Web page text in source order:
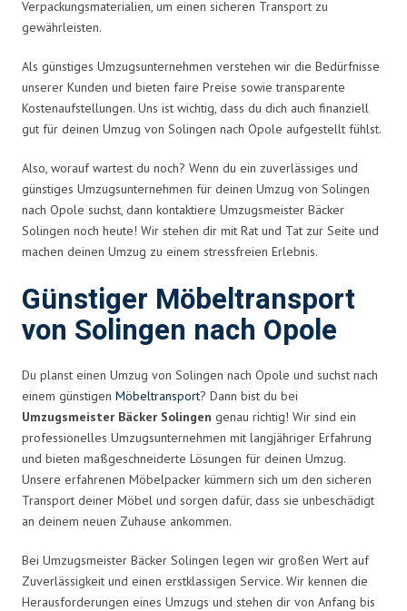
Verpackungsmaterialien, um einen sicheren Transport zu
gewährleisten.
Als günstiges Umzugsunternehmen verstehen wir die Bedürfnisse
unserer Kunden und bieten faire Preise sowie transparente
Kostenaufstellungen. Uns ist wichtig, dass du dich auch finanziell
gut für deinen Umzug von Solingen nach Opole aufgestellt fühlst.
Also, worauf wartest du noch? Wenn du ein zuverlässiges und
günstiges Umzugsunternehmen für deinen Umzug von Solingen
nach Opole suchst, dann kontaktiere Umzugsmeister Bäcker
Solingen noch heute! Wir stehen dir mit Rat und Tat zur Seite und
machen deinen Umzug zu einem stressfreien Erlebnis.
Günstiger Möbeltransport
von Solingen nach Opole
Du planst einen Umzug von Solingen nach Opole und suchst nach
einem günstigen Möbeltransport? Dann bist du bei
Umzugsmeister Bäcker Solingen genau richtig! Wir sind ein
professionelles Umzugsunternehmen mit langjähriger Erfahrung
und bieten maßgeschneiderte Lösungen für deinen Umzug.
Unsere erfahrenen Möbelpacker kümmern sich um den sicheren
Transport deiner Möbel und sorgen dafür, dass sie unbeschädigt
an deinem neuen Zuhause ankommen.
Bei Umzugsmeister Bäcker Solingen legen wir großen Wert auf
Zuverlässigkeit und einen erstklassigen Service. Wir kennen die
Herausforderungen eines Umzugs und stehen dir von Anfang bis